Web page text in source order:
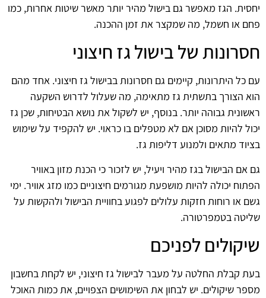
יחסית. הגז מאפשר גם בישול מהיר יותר מאשר שיטות אחרות, כמו
פחם או חשמל, מה שמקצר את זמן ההכנה.
חסרונות של בישול גז חיצוני
עם כל היתרונות, קיימים גם חסרונות בבישול גז חיצוני. אחד מהם
הוא הצורך בתשתית גז מתאימה, מה שעלול לדרוש השקעה
ראשונית גבוהה יותר. בנוסף, יש לשקול את נושא הבטיחות, שכן גז
יכול להיות מסוכן אם לא מטפלים בו כראוי. יש להקפיד על שימוש
בציוד מתאים ולמנוע דליפות גז.
גם אם הבישול בגז מהיר ויעיל, יש לזכור כי הכנת מזון באוויר
הפתוח יכולה להיות מושפעת מגורמים חיצוניים כמו מזג אוויר. ימי
גשם או רוחות חזקות עלולים לפגוע בחוויית הבישול ולהקשות על
שליטה בטמפרטורה.
שיקולים לפניכם
בעת קבלת החלטה על מעבר לבישול גז חיצוני, יש לקחת בחשבון
מספר שיקולים. יש לבחון את השימושים הצפויים, את כמות האוכל